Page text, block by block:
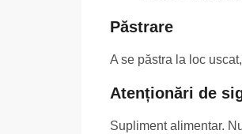
Păstrare
A se păstra la loc
Atenționări de
Supliment alimentar.